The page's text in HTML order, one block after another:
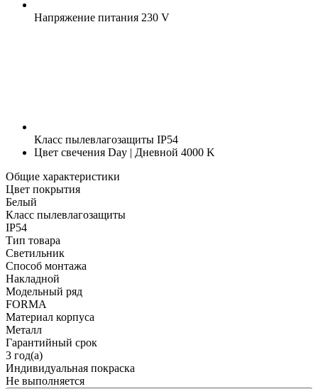
Напряжение питания 230 V
Класс пылевлагозащиты IP54
Цвет свечения Day | Дневной 4000 K
Общие характеристики
Цвет покрытия
Белый
Класс пылевлагозащиты
IP54
Тип товара
Светильник
Способ монтажа
Накладной
Модельный ряд
FORMA
Материал корпуса
Металл
Гарантийный срок
3 год(а)
Индивидуальная покраска
Не выполняется